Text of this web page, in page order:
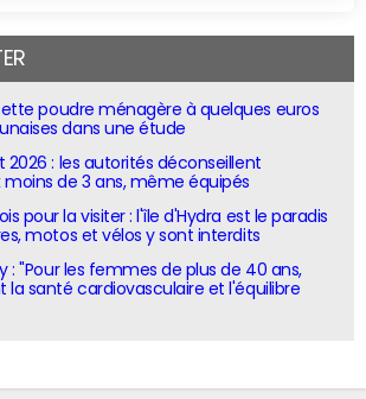
poudre ménagère à quelques euros
dans une étude
2026 : les autorités déconseillent
moins de 3 ans, même équipés
pour la visiter : l'île d'Hydra est le paradis
motos et vélos y sont interdits
: "Pour les femmes de plus de 40 ans,
la santé cardiovasculaire et l'équilibre